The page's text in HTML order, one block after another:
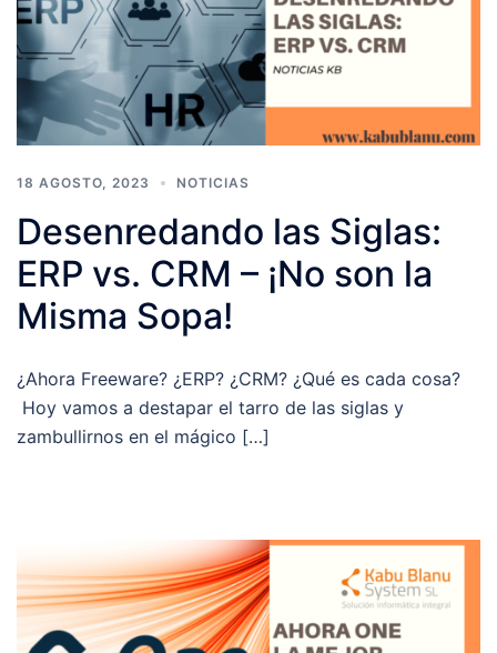
18 AGOSTO, 2023 NOTICIAS
Desenredando las Siglas:
ERP vs. CRM – ¡No son la
Misma Sopa!
¿Ahora Freeware? ¿ERP? ¿CRM? ¿Qué es cada cosa?
Hoy vamos a destapar el tarro de las siglas y
zambullirnos en el mágico […]